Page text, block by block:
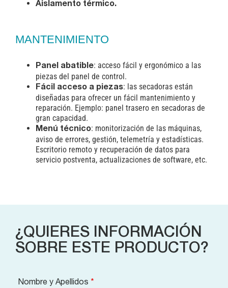
Aislamento térmico.
MANTENIMIENTO
Panel abatible: acceso fácil y ergonómico a las
piezas del panel de control.
Fácil acceso a piezas: las secadoras están
diseñadas para ofrecer un fácil mantenimiento y
reparación. Ejemplo: panel trasero en secadoras de
gran capacidad.
Menú técnico: monitorización de las máquinas,
aviso de errores, gestión, telemetría y estadísticas.
Escritorio remoto y recuperación de datos para
servicio postventa, actualizaciones de software, etc.
¿QUIERES INFORMACIÓN
SOBRE ESTE PRODUCTO?
Nombre y Apellidos *